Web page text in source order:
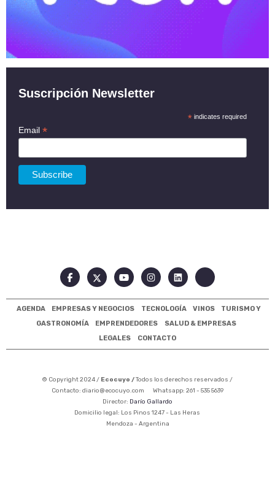
Suscripción Newsletter
* indicates required
Email *
AGENDA EMPRESAS Y NEGOCIOS TECNOLOGÍA VINOS
TURISMO Y
GASTRONOMÍA
EMPRENDEDORES
SALUD & EMPRESAS
LEGALES
CONTACTO
© Copyright 2024 / Ecocuyo /Todos los derechos reservados /
Contacto: diario@ecocuyo.com Whatsapp: 261 - 535 5639
Director: Darío Gallardo
Domicilio legal: Los Pinos 1247 - Las Heras
Mendoza - Argentina